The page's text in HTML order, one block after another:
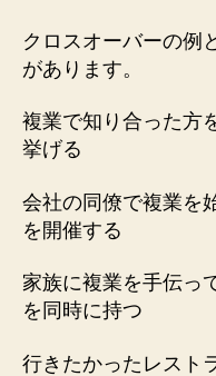
クロスオーバーの例
があります。
複業で知り合った方
挙げる
会社の同僚で複業を
を開催する
家族に複業を手伝っ
を同時に持つ
行きたかったレスト